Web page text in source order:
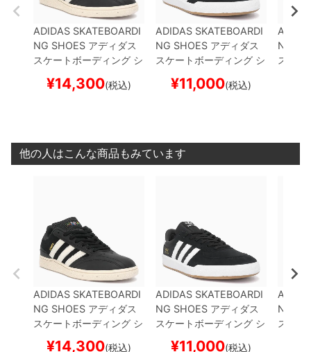
ADIDAS SKATEBOARDI
NG SHOES アディダス
スケートボーディング シ
NITZ BLACK/WHITE/W
¥14,300(税込)
ADIDAS SKATEBOARDI
NG SHOES アディダス
スケートボーディング シ
BURNBLACK/WHITE/G
¥11,000(税込)
NG
スケー
他の人はこんな商品もみています
ADIDAS SKATEBOARDI
NG SHOES アディダス
スケートボーディング シ
ューズ スニーカー
¥14,300(税込)
ADIDAS SKATEBOARDI
NG SHOES アディダス
スケートボーディング シ
ューズ スニーカー
¥11,000(税込)
NG
スケー